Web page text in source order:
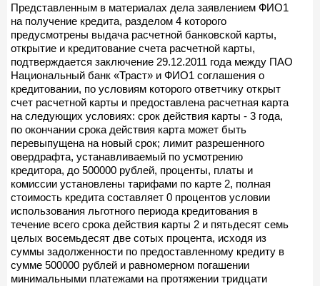
Представленным в материалах дела заявлением ФИО1
на получение кредита, разделом 4 которого
предусмотрены выдача расчетной банковской карты,
открытие и кредитование счета расчетной карты,
подтверждается заключение 29.12.2011 года между ПАО
Национальный банк «Траст» и ФИО1 соглашения о
кредитовании, по условиям которого ответчику открыт
счет расчетной карты и предоставлена расчетная карта
на следующих условиях: срок действия карты - 3 года,
по окончании срока действия карта может быть
перевыпущена на новый срок; лимит разрешенного
овердрафта, устанавливаемый по усмотрению
кредитора, до 500000 рублей, проценты, платы и
комиссии установлены тарифами по карте 2, полная
стоимость кредита составляет 0 процентов условии
использования льготного периода кредитования в
течение всего срока действия карты 2 и пятьдесят семь
целых восемьдесят две сотых процента, исходя из
суммы задолженности по предоставленному кредиту в
сумме 500000 рублей и равномерном погашении
минимальными платежами на протяжении тридцати